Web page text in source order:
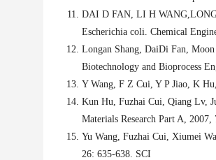
DAI D FAN, LI H WANG,
Escherichia coli. Chemical
Longan Shang, DaiDi Fan,
Biotechnology and Bioprocess
Y Wang, F Z Cui, Y P Jiao, K
Kun Hu, Fuzhai Cui, Qiang Lv,
Materials Research Part A, 2007,
Yu Wang, Fuzhai Cui, Xiumei
26: 635-638. SCI